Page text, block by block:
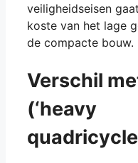
veiligheidseisen
koste van het lage
de compacte bouw.
Verschil
(‘heavy